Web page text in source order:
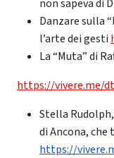
non sapeva di
Danzare sulla
l’arte dei gesti
La “Muta” di
https://vivere.me/
Stella
di Ancona,
https://